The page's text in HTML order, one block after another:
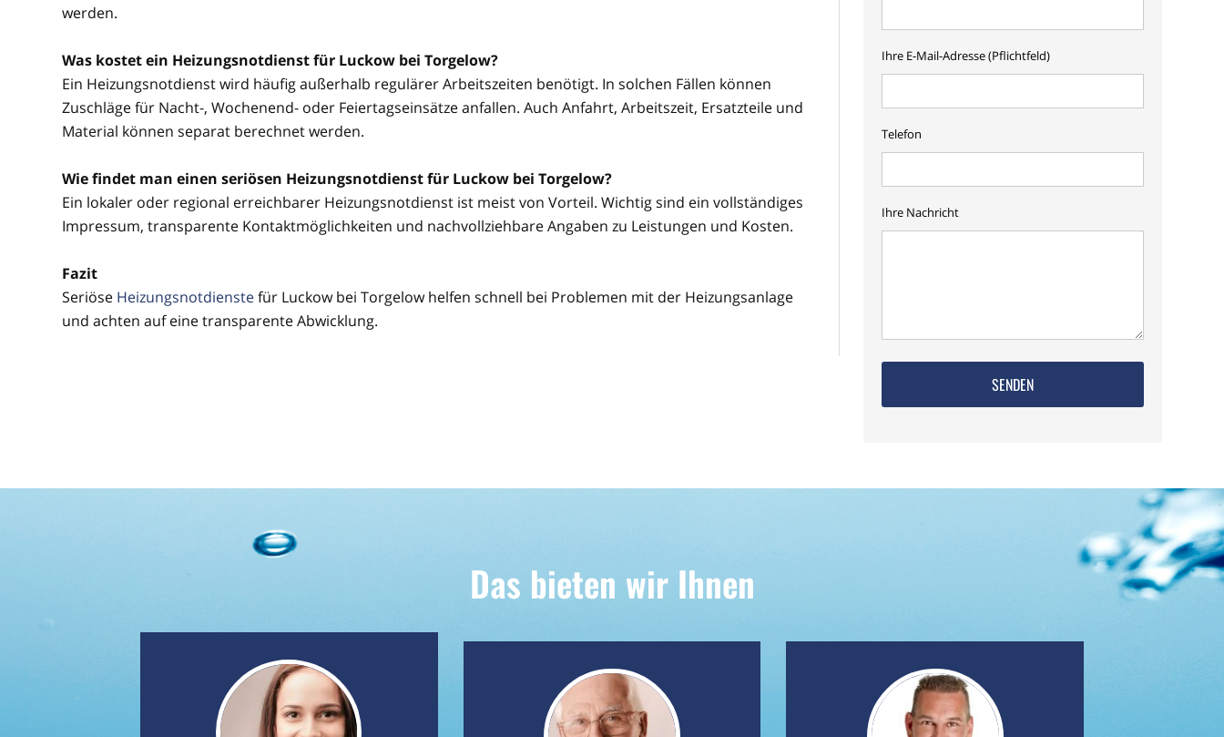
werden.
Was kostet ein Heizungsnotdienst für Luckow bei Torgelow?
Ein Heizungsnotdienst wird häufig außerhalb regulärer Arbeitszeiten benötigt. In solchen Fällen können
Zuschläge für Nacht-, Wochenend- oder Feiertagseinsätze anfallen. Auch Anfahrt, Arbeitszeit, Ersatzteile und
Material können separat berechnet werden.
Wie findet man einen seriösen Heizungsnotdienst für Luckow bei Torgelow?
Ein lokaler oder regional erreichbarer Heizungsnotdienst ist meist von Vorteil. Wichtig sind ein vollständiges
Impressum, transparente Kontaktmöglichkeiten und nachvollziehbare Angaben zu Leistungen und Kosten.
Fazit
Seriöse Heizungsnotdienstefür Luckow bei Torgelow helfen schnell bei Problemen mit der Heizungsanlage
und achten auf eine transparente Abwicklung.
Ihre E-Mail-Adresse (Pflichtfeld)
Telefon
Ihre Nachricht
Das bieten wir Ihnen